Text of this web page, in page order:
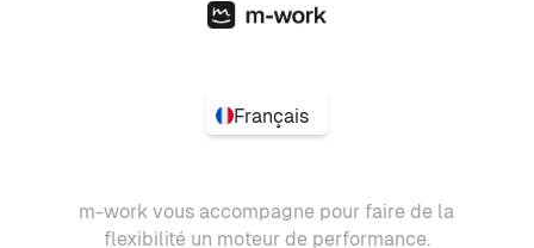
Français
m-work vous accompagne pour faire de la
flexibilité un moteur de performance.